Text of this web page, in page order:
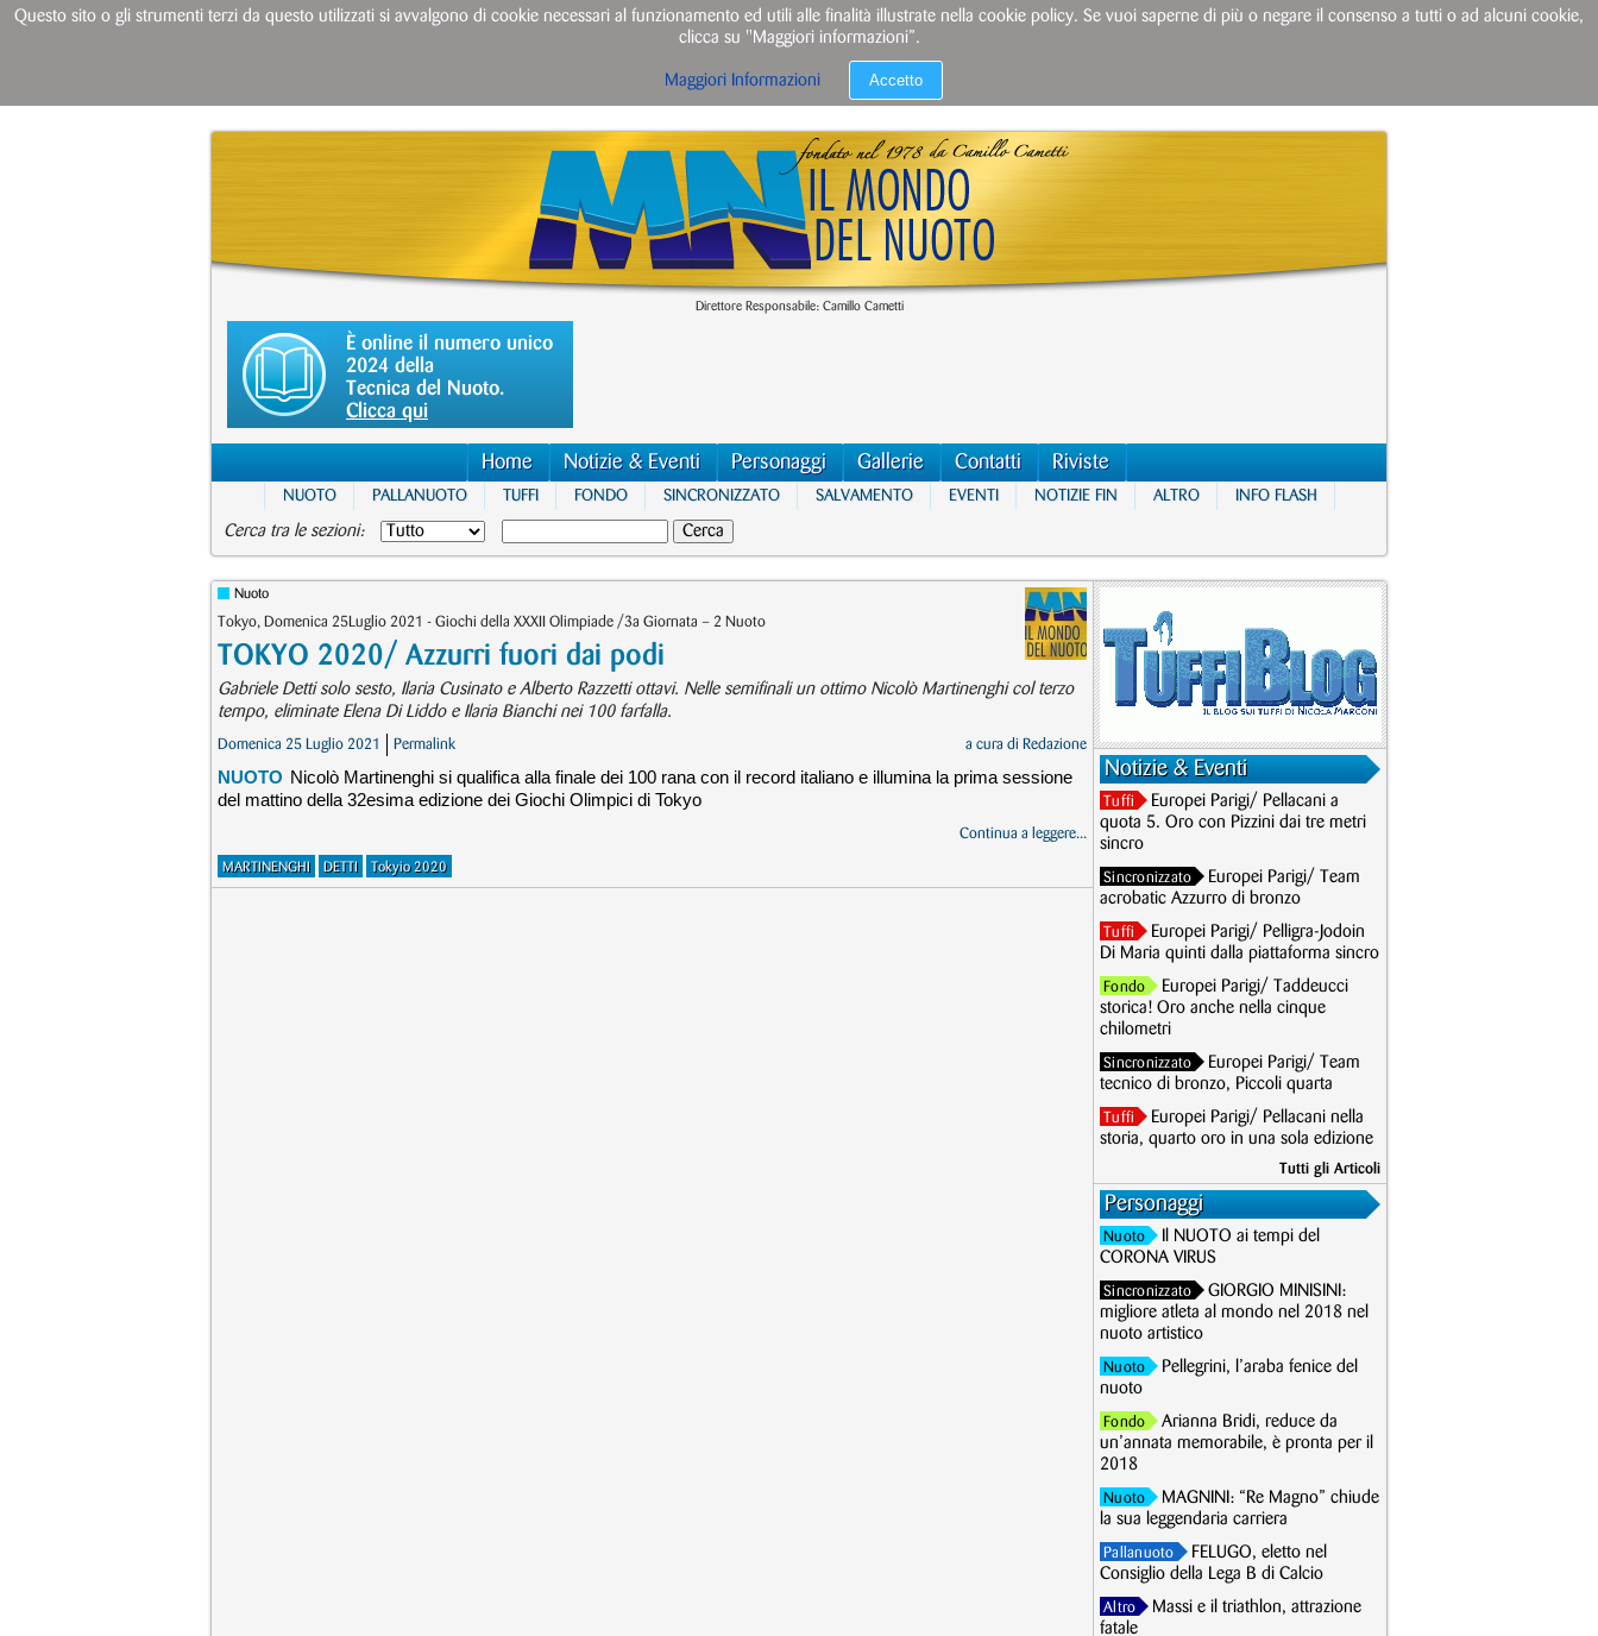
Direttore Responsabile: Camillo Cametti
È online il numero unico
2024 della
Tecnica del Nuoto.
Clicca qui
Home Notizie & Eventi Personaggi Gallerie Contatti Riviste
NUOTO PALLANUOTO TUFFI FONDO SINCRONIZZATO SALVAMENTO EVENTI NOTIZIE FIN ALTRO INFO FLASH
Cerca tra le sezioni:
Nuoto
Tokyo, Domenica 25Luglio 2021 - Giochi della XXXII Olimpiade /3a Giornata – 2 Nuoto
TOKYO 2020/ Azzurri fuori dai podi
Gabriele Detti solo sesto, Ilaria Cusinato e Alberto Razzetti ottavi. Nelle semifinali un ottimo Nicolò Martinenghi col terzo
tempo, eliminate Elena Di Liddo e Ilaria Bianchi nei 100 farfalla.
Domenica 25 Luglio 2021 Permalink a cura di Redazione
NUOTO Nicolò Martinenghi si qualifica alla finale dei 100 rana con il record italiano e illumina la prima sessione
del mattino della 32esima edizione dei Giochi Olimpici di Tokyo
Continua a leggere...
MARTINENGHI DETTI Tokyio 2020
Notizie & Eventi
Tuffi
Europei Parigi/ Pellacani a
quota 5. Oro con Pizzini dai tre metri
sincro
Sincronizzato
Europei Parigi/ Team
acrobatic Azzurro di bronzo
Tuffi
Europei Parigi/ Pelligra-Jodoin
Di Maria quinti dalla piattaforma sincro
Fondo
Europei Parigi/ Taddeucci
storica! Oro anche nella cinque
chilometri
Sincronizzato
Europei Parigi/ Team
tecnico di bronzo, Piccoli quarta
Tuffi
Europei Parigi/ Pellacani nella
storia, quarto oro in una sola edizione
Tutti gli Articoli
Personaggi
Nuoto
Il NUOTO ai tempi del
CORONA VIRUS
Sincronizzato
GIORGIO MINISINI:
migliore atleta al mondo nel 2018 nel
nuoto artistico
Nuoto
Pellegrini, l’araba fenice del
nuoto
Fondo
Arianna Bridi, reduce da
un’annata memorabile, è pronta per il
2018
Nuoto
MAGNINI: “Re Magno” chiude
la sua leggendaria carriera
Pallanuoto
FELUGO, eletto nel
Consiglio della Lega B di Calcio
Altro
Massi e il triathlon, attrazione
fatale
Questo sito o gli strumenti terzi da questo utilizzati si avvalgono di cookie necessari al funzionamento ed utili alle finalità illustrate nella cookie policy. Se vuoi saperne di più o negare il consenso a tutti o ad alcuni cookie,
clicca su "Maggiori informazioni”.
Maggiori Informazioni Accetto